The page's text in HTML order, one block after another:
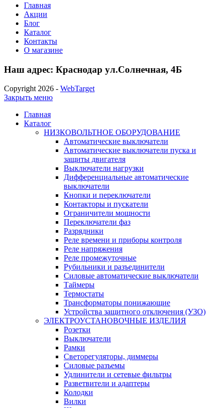
Главная
Акции
Блог
Каталог
Контакты
О магазине
Наш адрес: Краснодар ул.Солнечная, 4Б
Copyright 2026 - WebTarget
Закрыть меню
Главная
Каталог
НИЗКОВОЛЬТНОЕ ОБОРУДОВАНИЕ
Автоматические выключатели
Автоматические выключатели пуска и
защиты двигателя
Выключатели нагрузки
Дифференциальные автоматические
выключатели
Кнопки и переключатели
Контакторы и пускатели
Ограничители мощности
Переключатели фаз
Разрядники
Реле времени и приборы контроля
Реле напряжения
Реле промежуточные
Рубильники и разъединители
Силовые автоматические выключатели
Таймеры
Термостаты
Трансформаторы понижающие
Устройства защитного отключения (УЗО)
ЭЛЕКТРОУСТАНОВОЧНЫЕ ИЗДЕЛИЯ
Розетки
Выключатели
Рамки
Светорегуляторы, диммеры
Силовые разъемы
Удлинители и сетевые фильтры
Разветвители и адаптеры
Колодки
Вилки